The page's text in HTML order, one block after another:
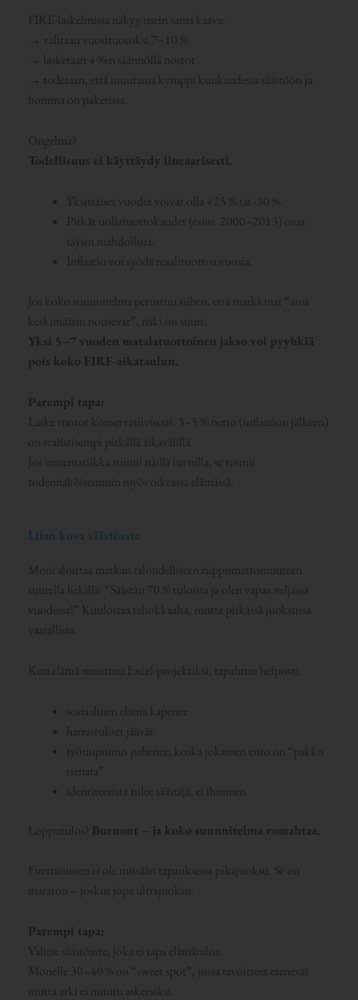
FIRE-laskelmissa näkyy usein sama kaava:
→ valitaan vuosituotoksi 7–10 %
→ lasketaan 4 %:n säännöllä nostot
→ todetaan, että muutama kymppi kuukaudessa säästöön ja
homma on paketissa.
Ongelma?
Todellisuus ei käyttäydy lineaarisesti.
Yksittäiset vuodet voivat olla +25 % tai -30 %.
Pitkät nollatuottokaudet (esim. 2000–2013) ovat
täysin mahdollisia.
Inflaatio voi syödä reaalituottoa vuosia.
Jos koko suunnitelma perustuu siihen, että markkinat “aina
keskimäärin nousevat”, riski on suuri:
Yksi 5–7 vuoden matalatuottoinen jakso voi pyyhkiä
pois koko FIRE-aikataulun.
Parempi tapa:
Laske tuotot konservatiivisesti. 3–5 % netto (inflaation jälkeen)
on realistisempi pitkällä aikavälillä.
Jos matematiikka toimii näillä luvuilla, se toimii
todennäköisemmin myös oikeassa elämässä.
Liian kova säästöaste
Moni aloittaa matkan taloudelliseen riippumattomuuteen
suurella liekillä: “Säästän 70 % tuloista ja olen vapaa neljässä
vuodessa!” Kuulostaa tehokkaalta, mutta pitkässä juoksussa
vaarallista.
Kun elämä muuttuu Excel-projektiksi, tapahtuu helposti:
sosiaalinen elämä kapenee
harrastukset jäävät
työuupumus pahenee, koska jokainen euro on “pakko
tienata”
identiteetistä tulee säästäjä, ei ihminen
Lopputulos? Burnout – ja koko suunnitelma romahtaa.
Firettäminen ei ole missään tapauksessa pikajuoksu. Se on
maraton – joskus jopa ultrajuoksu.
Parempi tapa:
Valitse säästöaste, joka ei tapa elämäniloa.
Monelle 30–40 % on “sweet spot”, jossa tavoitteet etenevät
mutta arki ei muutu askeesiksi.